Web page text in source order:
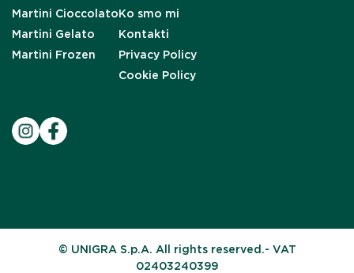
Martini Cioccolato
Martini Gelato
Martini Frozen
Ko smo mi
Kontakti
Privacy Policy
Cookie Policy
© UNIGRA S.p.A. All rights reserved.- VAT
02403240399